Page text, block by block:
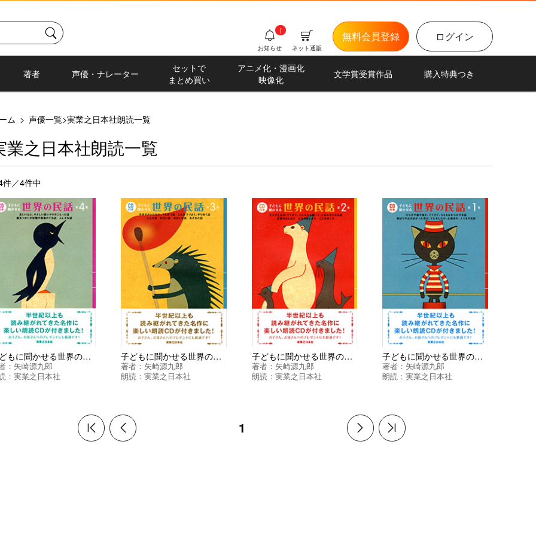
ログイン
無料会員登録
ネット通販
お知らせ
i
著者 声優・ナレーター
セットで
まとめ買い
アニメ化・漫画化
映像化
文学賞受賞作品 購入特典つき
ム > 声優一覧>実業之日本社朗読一覧
業之日本社朗読一覧
件／4件中
子どもに聞かせる世界の民話 第４集
： 矢崎源九郎
： 実業之日本社
子どもに聞かせる世界の民話 第３集
著者： 矢崎源九郎
朗読：実業之日本社
子どもに聞かせる世界の民話 第２集
著者： 矢崎源九郎
朗読： 実業之日本社
子どもに聞かせる世界の民話 第１集
著者： 矢崎源九郎
朗読：実業之日本社
1